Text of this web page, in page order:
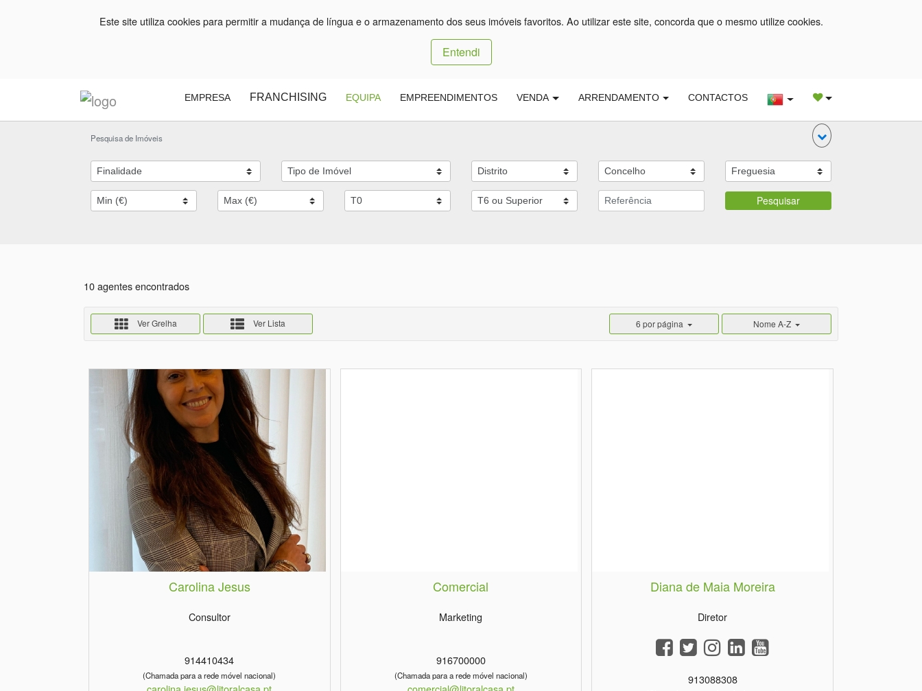
Este site utiliza cookies para permitir a mudança de língua e o armazenamento dos seus imóveis favoritos. Ao utilizar este site, concorda que o mesmo utilize cookies.
Entendi
EMPRESA FRANCHISING EQUIPA EMPREENDIMENTOS VENDA ARRENDAMENTO CONTACTOS
Pesquisa de Imóveis
Pesquisar
10 agentes encontrados
Ver Grelha Ver Lista 6 por página Nome A-Z
Carolina Jesus
Consultor
914410434
(Chamada para a rede móvel nacional)
Comercial
Marketing
916700000
(Chamada para a rede móvel nacional)
Diana de Maia Moreira
Diretor
913088308